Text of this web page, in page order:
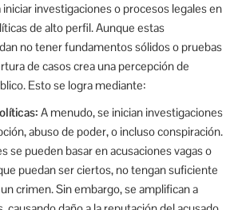
investigaciones o procesos legales en
de alto perfil. Aunque estas
no tener fundamentos sólidos o pruebas
de casos crea una percepción de
Esto se logra mediante:
A menudo, se inician investigaciones
abuso de poder, o incluso conspiración.
se pueden basar en acusaciones vagas o
puedan ser ciertos, no tengan suficiente
crimen. Sin embargo, se amplifican a